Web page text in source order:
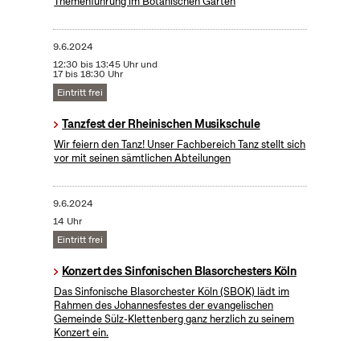
9.6.2024
12:30 bis 13:45 Uhr und
17 bis 18:30 Uhr
Eintritt frei
Tanzfest der Rheinischen Musikschule
Wir feiern den Tanz! Unser Fachbereich Tanz stellt sich
vor mit seinen sämtlichen Abteilungen
9.6.2024
14 Uhr
Eintritt frei
Konzert des Sinfonischen Blasorchesters Köln
Das Sinfonische Blasorchester Köln (SBOK) lädt im
Rahmen des Johannesfestes der evangelischen
Gemeinde Sülz-Klettenberg ganz herzlich zu seinem
Konzert ein.